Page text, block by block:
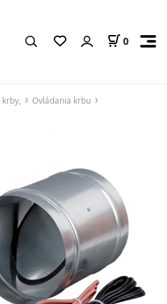
0
Ovládania krbu